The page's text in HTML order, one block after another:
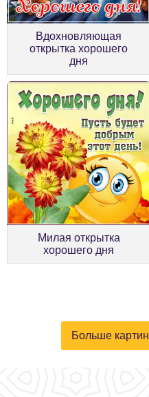
Вдохновляющая
открытка хорошего
дня
Милая открытка
хорошего дня
Больше